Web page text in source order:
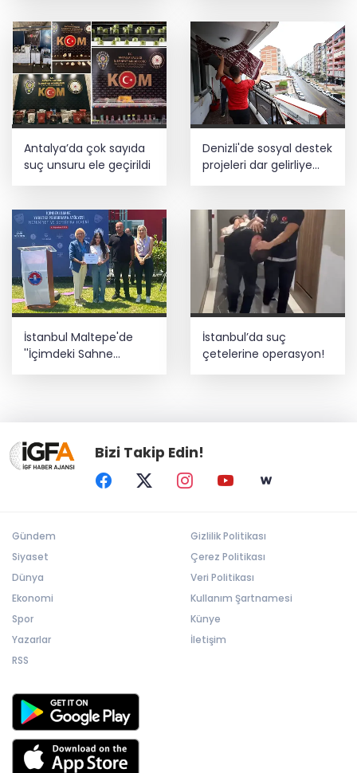
Antalya’da çok sayıda
suç unsuru ele geçirildi
Denizli'de sosyal destek
projeleri dar gelirliye
umut oluyor
İstanbul Maltepe'de
''İçimdeki Sahne
İstanbul’da suç
çetelerine operasyon!
Bizi Takip Edin!
Gündem
Siyaset
Dünya
Ekonomi
Spor
Yazarlar
RSS
Gizlilik Politikası
Çerez Politikası
Veri Politikası
Kullanım Şartnamesi
Künye
İletişim